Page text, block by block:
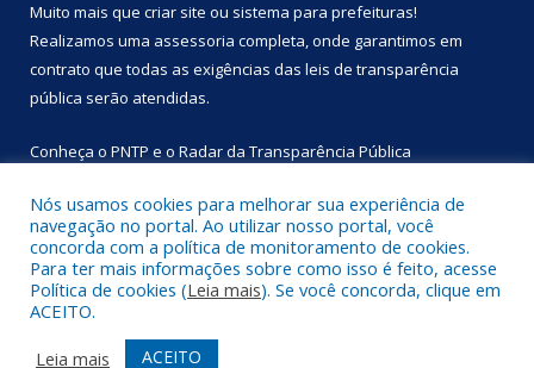
Muito mais que criar site ou sistema para prefeituras!
Realizamos uma assessoria completa, onde garantimos em
contrato que todas as exigências das leis de transparência
pública serão atendidas.
Conheça o PNTP e o Radar da Transparência Pública
Todos os direitos reservados a Prefeitura Municipal de
Primavera.
Mapa do Site
Acessar Área Administrativa
Nós usamos cookies para melhorar sua experiência de
navegação no portal. Ao utilizar nosso portal, você
concorda com a política de monitoramento de cookies.
Para ter mais informações sobre como isso é feito, acesse
Política de cookies (Leia mais). Se você concorda, clique em
ACEITO.
Leia mais
ACEITO